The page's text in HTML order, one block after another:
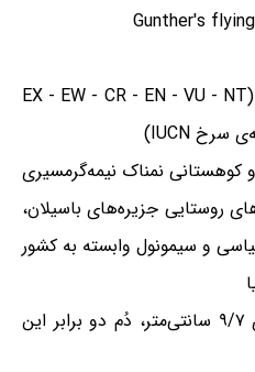
گونه‌ی با کم‌ترین نگرانی (EX - EW - CR - EN - VU - NT
نمناک نیمه‌گرمسیری
روستایی جزیره‌های باسیلان،
سیاسی و سیمونول وابسته به کشور
پوزه تا پایه‌ی دُم به درازای ۹/۷ سانتی‌متر، دُم دو برابر این